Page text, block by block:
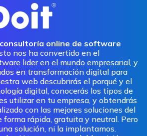
online de software
nos ha convertido en el
lider en el mundo empresarial, y
en transformación digital para
web descubrirás el porqué y el
digital, conocerás los tipos de
utilizar en tu empresa, y obtendrás
con las mejores soluciones del
forma rápida, gratuita y neutral. Pero
solución, ni la implantamos.